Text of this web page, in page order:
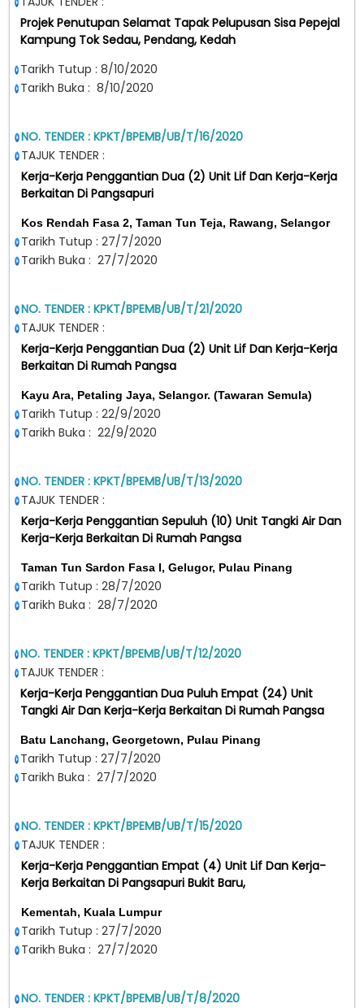
Projek Penutupan Selamat Tapak Pelupusan Sisa Pepejal
Kampung Tok Sedau, Pendang, Kedah
Tarikh Tutup : 8/10/2020
Tarikh Buka : 8/10/2020
NO. TENDER : KPKT/BPEMB/UB/T/16/2020
TAJUK TENDER :
Kerja-Kerja Penggantian Dua (2) Unit Lif Dan Kerja-Kerja
Berkaitan Di Pangsapuri
Kos Rendah Fasa 2, Taman Tun Teja, Rawang, Selangor
Tarikh Tutup : 27/7/2020
Tarikh Buka : 27/7/2020
NO. TENDER : KPKT/BPEMB/UB/T/21/2020
TAJUK TENDER :
Kerja-Kerja Penggantian Dua (2) Unit Lif Dan Kerja-Kerja
Berkaitan Di Rumah Pangsa
Kayu Ara, Petaling Jaya, Selangor. (Tawaran Semula)
Tarikh Tutup : 22/9/2020
Tarikh Buka : 22/9/2020
NO. TENDER : KPKT/BPEMB/UB/T/13/2020
TAJUK TENDER :
Kerja-Kerja Penggantian Sepuluh (10) Unit Tangki Air Dan
Kerja-Kerja Berkaitan DiRumah Pangsa
Taman Tun Sardon Fasa I, Gelugor, Pulau Pinang
Tarikh Tutup : 28/7/2020
Tarikh Buka : 28/7/2020
NO. TENDER : KPKT/BPEMB/UB/T/12/2020
TAJUK TENDER :
Kerja-Kerja Penggantian Dua Puluh Empat (24) Unit
Tangki Air Dan Kerja-Kerja Berkaitan Di Rumah Pangsa
Batu Lanchang, Georgetown, Pulau Pinang
Tarikh Tutup : 27/7/2020
Tarikh Buka : 27/7/2020
NO. TENDER : KPKT/BPEMB/UB/T/15/2020
TAJUK TENDER :
Kerja-Kerja Penggantian Empat (4) Unit Lif Dan Kerja-
Kerja Berkaitan Di Pangsapuri Bukit Baru,
Kementah, Kuala Lumpur
Tarikh Tutup : 27/7/2020
Tarikh Buka : 27/7/2020
NO. TENDER : KPKT/BPEMB/UB/T/8/2020